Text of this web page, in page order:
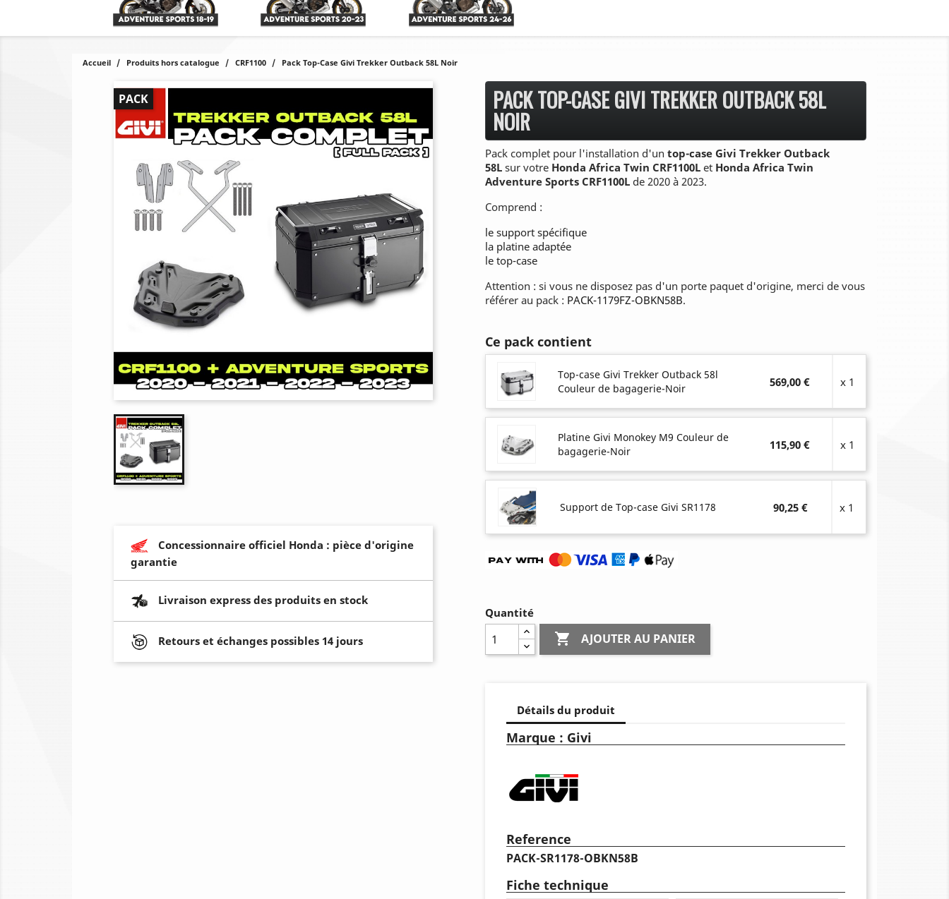
Accueil Produits hors catalogue CRF1100 Pack Top-Case Givi Trekker Outback 58L Noir
PACK
Concessionnaire officiel Honda : pièce d'origine
garantie
Livraison express des produits en stock
Retours et échanges possibles 14 jours
PACK TOP-CASE GIVI TREKKER OUTBACK 58L
NOIR
Pack complet pour l'installation d'un top-case Givi Trekker Outback
58L sur votre Honda Africa Twin CRF1100L et Honda Africa Twin
Adventure Sports CRF1100L de 2020 à 2023.
Comprend :
le support spécifique
la platine adaptée
le top-case
Attention : si vous ne disposez pas d'un porte paquet d'origine, merci de vous
référer au pack : PACK-1179FZ-OBKN58B.
Ce pack contient
Top-case Givi Trekker Outback 58l
Couleur de bagagerie-Noir
569,00 € x 1
Platine Givi Monokey M9 Couleur de
bagagerie-Noir
115,90 € x 1
Support de Top-case Givi SR1178 90,25 € x 1
Quantité
 AJOUTER AU PANIER
Détails du produit
Marque : Givi
Reference
PACK-SR1178-OBKN58B
Fiche technique